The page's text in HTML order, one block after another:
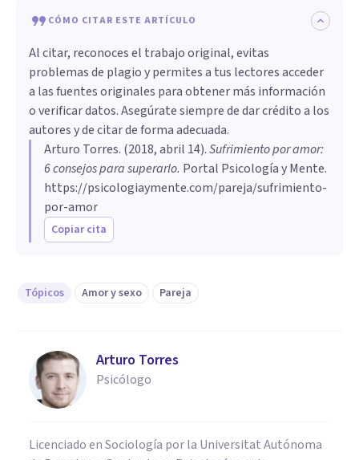
CÓMO CITAR ESTE ARTÍCULO
Al citar, reconoces el trabajo original, evitas
problemas de plagio y permites a tus lectores acceder
a las fuentes originales para obtener más información
o verificar datos. Asegúrate siempre de dar crédito a los
autores y de citar de forma adecuada.
Arturo Torres. (2018, abril 14).Sufrimiento por amor:
6 consejos para superarlo. Portal Psicología y Mente.
https://psicologiaymente.com/pareja/sufrimiento-
por-amor
Copiar cita
Tópicos Amor y sexo Pareja
Arturo Torres
Psicólogo
Licenciado en Sociología por la Universitat Autónoma